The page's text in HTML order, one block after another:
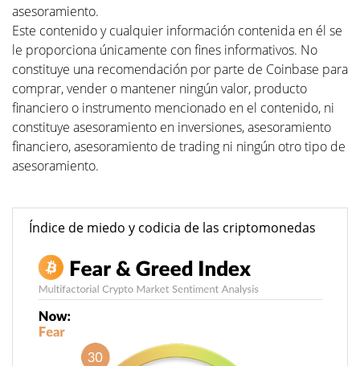
asesoramiento.
Este contenido y cualquier información contenida en él se
le proporciona únicamente con fines informativos. No
constituye una recomendación por parte de Coinbase para
comprar, vender o mantener ningún valor, producto
financiero o instrumento mencionado en el contenido, ni
constituye asesoramiento en inversiones, asesoramiento
financiero, asesoramiento de trading ni ningún otro tipo de
asesoramiento.
Índice de miedo y codicia de las criptomonedas